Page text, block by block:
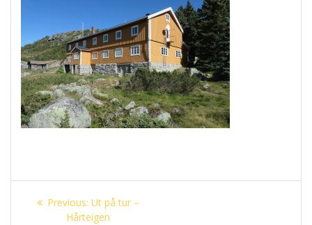
Innleggsnavigasjon
Previous: Previous
post:
Ut på tur –
Hårteigen